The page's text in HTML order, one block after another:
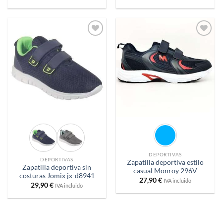
DEPORTIVAS
Zapatilla deportiva sin
costuras Jomix jx-d8941
29,90€ IVA incluido
deseos
DEPORTIVAS
Zapatilla deportiva estilo
casual Monroy 296V
27,90€ IVA incluido